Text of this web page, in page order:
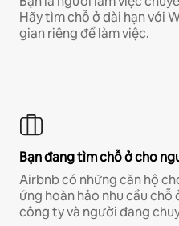
Hãy tìm chỗ ở dài hạn với
gian riêng để làm việc.
Bạn đang tìm chỗ ở cho
Airbnb có những căn hộ
ứng hoàn hảo nhu cầu chỗ
công ty và người đang